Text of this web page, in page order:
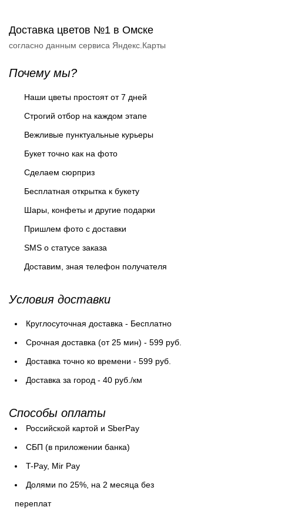
Доставка цветов №1 в Омске
согласно данным сервиса Яндекс.Карты
Почему мы?
Наши цветы простоят от 7 дней
Строгий отбор на каждом этапе
Вежливые пунктуальные курьеры
Букет точно как на фото
Сделаем сюрприз
Бесплатная открытка к букету
Шары, конфеты и другие подарки
Пришлем фото с доставки
SMS о статусе заказа
Доставим, зная телефон получателя
Условия доставки
Круглосуточная доставка - Бесплатно
Cрочная доставка (от 25 мин) - 599 руб.
Доставка точно ко времени - 599 руб.
Доставка за город - 40 руб./км
Способы оплаты
Российской картой и SberPay
СБП (в приложении банка)
T-Pay, Mir Pay
Долями по 25%, на 2 месяца без
переплат